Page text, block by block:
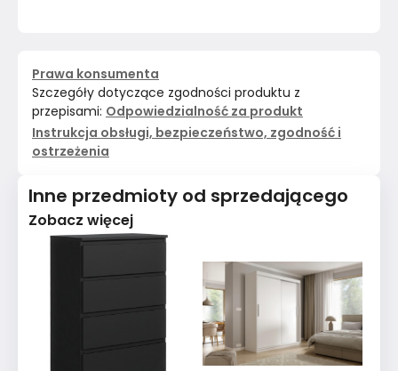
Prawa konsumenta
Szczegóły dotyczące zgodności produktu z
przepisami: Odpowiedzialność za produkt
Instrukcja obsługi, bezpieczeństwo, zgodność i
ostrzeżenia
Inne przedmioty od sprzedającego
Zobacz więcej